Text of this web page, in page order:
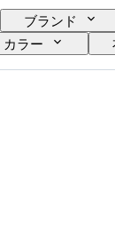
ブランド
カラー